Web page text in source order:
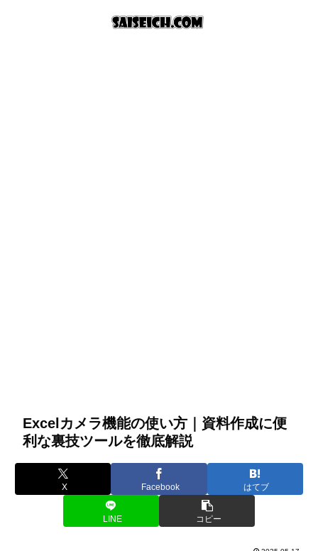
Excelカメラ機能の使い方｜資料作成に便
利な裏技ツールを徹底解説
X Facebook はてブ
LINE コピー